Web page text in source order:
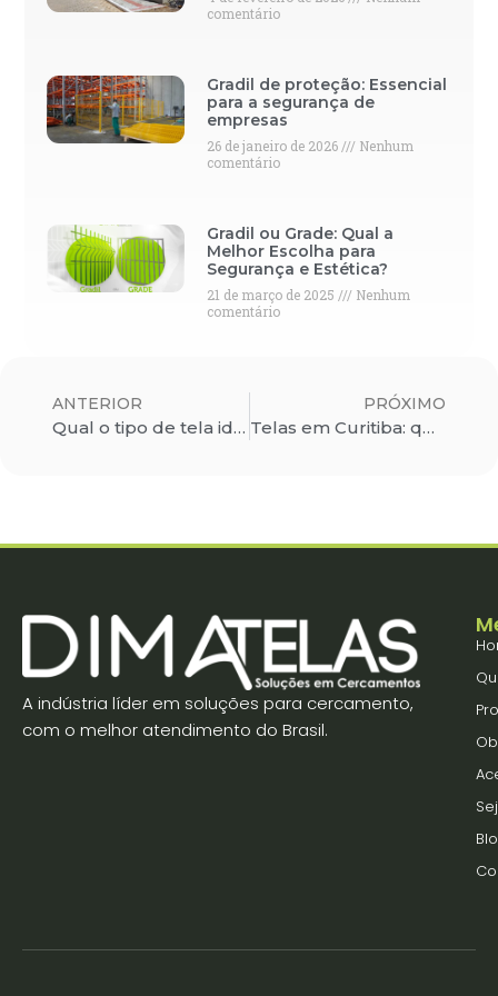
comentário
Gradil de proteção: Essencial
para a segurança de
empresas
26 de janeiro de 2026
Nenhum
comentário
Gradil ou Grade: Qual a
Melhor Escolha para
Segurança e Estética?
21 de março de 2025
Nenhum
comentário
ANTERIOR
Qual o tipo de tela ideal para o seu negócio?
PRÓXIMO
Telas em Curitiba: quais são os melhores produtos para instalação?
A indústria líder em soluções para cercamento,
com o melhor atendimento do Brasil.